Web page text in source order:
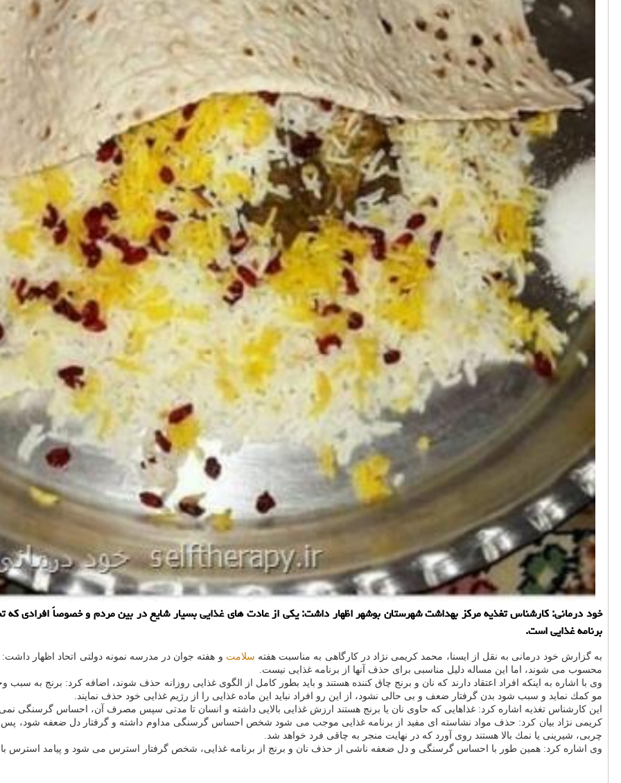
خود درمانی: كارشناس تغذیه مركز بهداشت شهرستان بوشهر اظهار داشت: یكی از عادت های غذایی بسیار شایع در بین مردم و خصوصاً افرادی
برنامه غذایی است.
به گزارش خود درمانی به نقل از ایسنا، محمد كریمی نژاد در كارگاهی به مناسبت هفته سلامت و هفته جوان در مدرسه نمونه دولتی اتحاد اظهار
محسوب می شوند، اما این مساله دلیل مناسبی برای حذف آنها از برنامه غذایی نیست.
مو كمك نماید و سبب شود بدن گرفتار ضعف و بی حالی نشود، از این رو افراد نباید این ماده غذایی را از رژیم غذایی خود حذف نمایند.
این كارشناس تغذیه اشاره كرد: غذاهایی كه حاوی نان یا برنج هستند ارزش غذایی بالایی داشته و انسان تا مدتی سپس مصرف آن، احساس گرسنگی
كریمی نژاد بیان كرد: حذف مواد نشاسته ای مفید از برنامه غذایی موجب می شود شخص احساس گرسنگی مداوم داشته و گرفتار دل ضعفه شود، پس
چربی، شیرینی یا نمك بالا هستند روی آورد كه در نهایت منجر به چاقی فرد خواهد شد.
وی اشاره كرد: همین طور با احساس گرسنگی و دل ضعفه ناشی از حذف نان و برنج از برنامه غذایی، شخص گرفتار استرس می شود و پیامد استرس